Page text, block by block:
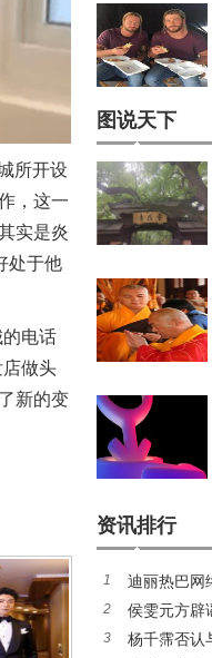
所开设
，这一
实是炎
处于他
电话
做头
新的变
图说天下
资讯排行
1
迪丽热巴网
2050元赔偿
2
侯雯元方辟
抵制谣言
3
杨千霈否认